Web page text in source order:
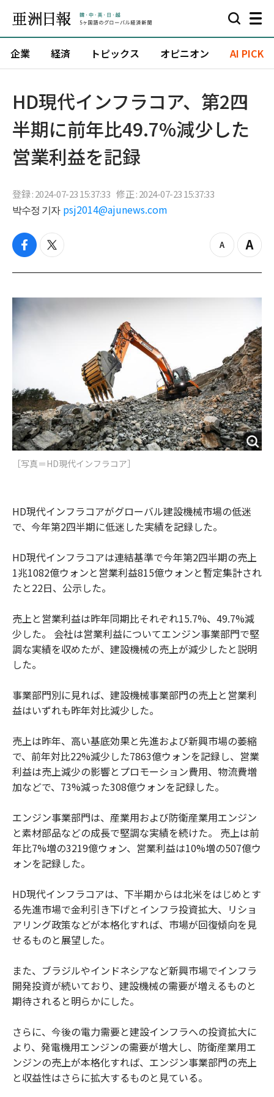
企業 経済 トピックス オピニオン AI PICK
HD現代インフラコア、第2四
半期に前年比49.7%減少した
営業利益を記録
登録 : 2024-07-23 15:37:33 修正 : 2024-07-23 15:37:33
박수정 기자 psj2014@ajunews.com
f
c
b
o
t
i
t
z
o
o
Z
o
i
［写真＝HD現代インフラコア］
HD現代インフラコアがグローバル建設機械市場の低迷
で、今年第2四半期に低迷した実績を記録した。
HD現代インフラコアは連結基準で今年第2四半期の売上
1兆1082億ウォンと営業利益815億ウォンと暫定集計され
たと22日、公示した。
売上と営業利益は昨年同期比それぞれ15.7%、49.7%減
少した。 会社は営業利益についてエンジン事業部門で堅
調な実績を収めたが、建設機械の売上が減少したと説明
した。
事業部門別に見れば、建設機械事業部門の売上と営業利
益はいずれも昨年対比減少した。
売上は昨年、高い基底効果と先進および新興市場の萎縮
で、前年対比22%減少した7863億ウォンを記録し、営業
利益は売上減少の影響とプロモーション費用、物流費増
加などで、73%減った308億ウォンを記録した。
エンジン事業部門は、産業用および防衛産業用エンジン
と素材部品などの成長で堅調な実績を続けた。 売上は前
年比7%増の3219億ウォン、営業利益は10%増の507億ウ
ォンを記録した。
HD現代インフラコアは、下半期からは北米をはじめとす
る先進市場で金利引き下げとインフラ投資拡大、リショ
アリング政策などが本格化すれば、市場が回復傾向を見
せるものと展望した。
また、ブラジルやインドネシアなど新興市場でインフラ
開発投資が続いており、建設機械の需要が増えるものと
期待されると明らかにした。
さらに、今後の電力需要と建設インフラへの投資拡大に
より、発電機用エンジンの需要が増大し、防衛産業用エ
ンジンの売上が本格化すれば、エンジン事業部門の売上
と収益性はさらに拡大するものと見ている。